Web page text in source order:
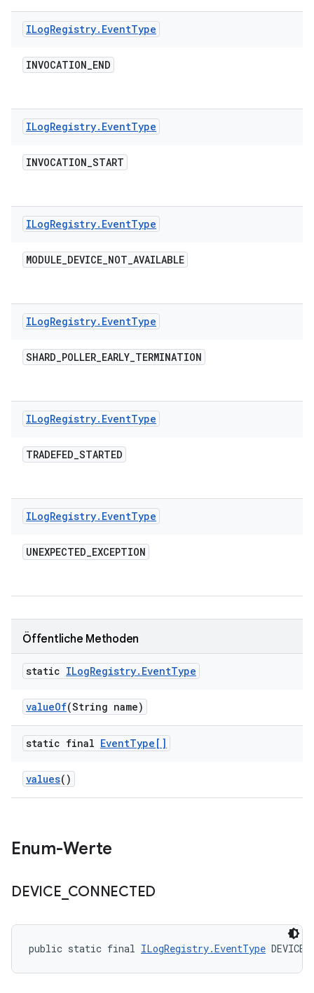
ILogRegistry. EventType
INVOCATION_END
ILogRegistry. EventType
INVOCATION_START
ILogRegistry. EventType
MODULE_DEVICE_NOT_AVAILABLE
ILogRegistry. EventType
SHARD_POLLER_EARLY_TERMINATION
ILogRegistry. EventType
TRADEFED_STARTED
ILogRegistry. EventType
UNEXPECTED_EXCEPTION
Öffentliche Methoden
static ILogRegistry. EventType
valueOf(String name)
static final EventType[]
values()
Enum-Werte
DEVICE CONNECTED
public static final ILogRegistry.EventType